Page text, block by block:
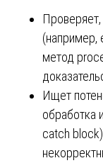
(например,
метод
Ищет
обработка
catch